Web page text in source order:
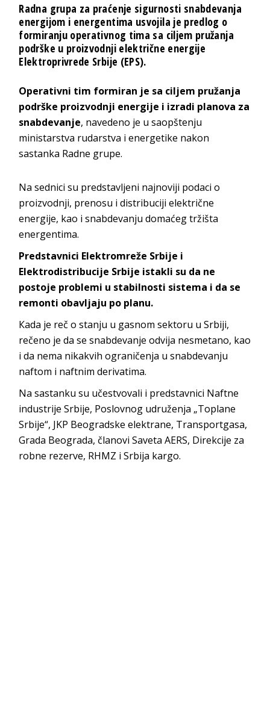
Radna grupa za praćenje sigurnosti snabdevanja
energijom i energentima usvojila je predlog o
formiranju operativnog tima sa ciljem pružanja
podrške u proizvodnji električne energije
Elektroprivrede Srbije (EPS).
Operativni tim formiran je sa ciljem pružanja
podrške proizvodnji energije i izradi planova za
snabdevanje, navedeno je u saopštenju
ministarstva rudarstva i energetike nakon
sastanka Radne grupe.
Na sednici su predstavljeni najnoviji podaci o
proizvodnji, prenosu i distribuciji električne
energije, kao i snabdevanju domaćeg tržišta
energentima.
Predstavnici Elektromreže Srbije i
Elektrodistribucije Srbije istakli su da ne
postoje problemi u stabilnosti sistema i da se
remonti obavljaju po planu.
Кada je reč o stanju u gasnom sektoru u Srbiji,
rečeno je da se snabdevanje odvija nesmetano, kao
i da nema nikakvih ograničenja u snabdevanju
naftom i naftnim derivatima.
Na sastanku su učestvovali i predstavnici Naftne
industrije Srbije, Poslovnog udruženja „Toplane
Srbije“, JKP Beogradske elektrane, Transportgasa,
Grada Beograda, članovi Saveta AERS, Direkcije za
robne rezerve, RHMZ i Srbija kargo.